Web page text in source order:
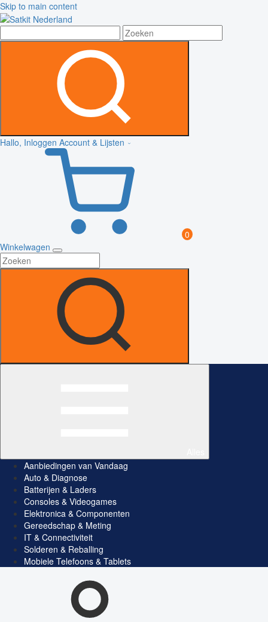
Skip to main content
Hallo, Inloggen Account & Lijsten
0
Winkelwagen
Aanbiedingen van Vandaag
Auto & Diagnose
Batterijen & Laders
Consoles & Videogames
Elektronica & Componenten
Gereedschap & Meting
IT & Connectiviteit
Solderen & Reballing
Mobiele Telefoons & Tablets